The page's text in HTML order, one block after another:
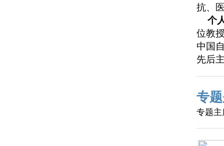
抗、
个
位教
中国
先后
专
专题